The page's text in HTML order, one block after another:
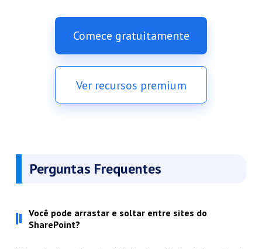
Comece gratuitamente
Ver recursos premium
Perguntas Frequentes
Você pode arrastar e soltar entre sites do
SharePoint?